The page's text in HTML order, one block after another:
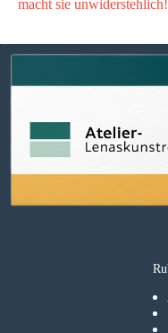
macht sie unwiderstehlich!